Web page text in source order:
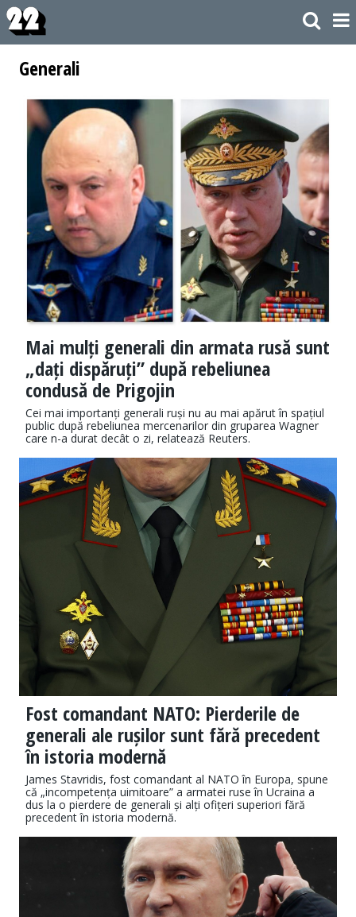
Generali
Mai mulți generali din armata rusă sunt
„dați dispăruți” după rebeliunea
condusă de Prigojin
Cei mai importanți generali ruși nu au mai apărut în spațiul
public după rebeliunea mercenarilor din gruparea Wagner
care n-a durat decât o zi, relatează Reuters.
Fost comandant NATO: Pierderile de
generali ale rușilor sunt fără precedent
în istoria modernă
James Stavridis, fost comandant al NATO în Europa, spune
că „incompetența uimitoare” a armatei ruse în Ucraina a
dus la o pierdere de generali și alți ofițeri superiori fără
precedent în istoria modernă.